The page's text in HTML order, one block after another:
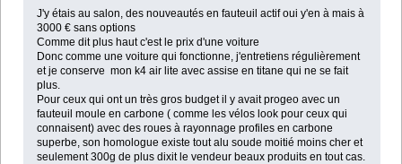
J'y étais au salon, des nouveautés en fauteuil actif oui y'en à mais à
3000 € sans options
Comme dit plus haut c'est le prix d'une voiture
Donc comme une voiture qui fonctionne, j'entretiens régulièrement
et je conserve mon k4 air lite avec assise en titane qui ne se fait
plus.
Pour ceux qui ont un très gros budget il y avait progeo avec un
fauteuil moule en carbone ( comme les vélos look pour ceux qui
connaisent) avec des roues à rayonnage profiles en carbone
superbe, son homologue existe tout alu soude moitié moins cher et
seulement 300g de plus dixit le vendeur beaux produits en tout cas.